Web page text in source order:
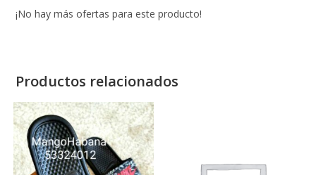
¡No hay más ofertas para este producto!
Productos relacionados